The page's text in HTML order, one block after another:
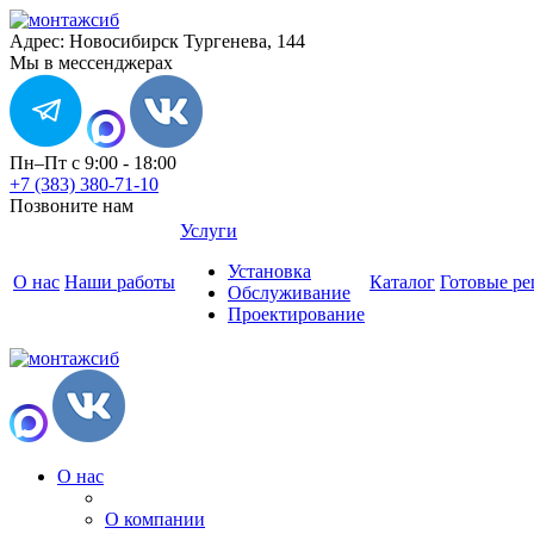
Адрес: Новосибирск Тургенева, 144
Мы в мессенджерах
Пн–Пт с 9:00 - 18:00
+7 (383) 380-71-10
Позвоните нам
О нас Наши работы
Услуги
Установка
Обслуживание
Проектирование
Каталог Готовые
О нас
О компании